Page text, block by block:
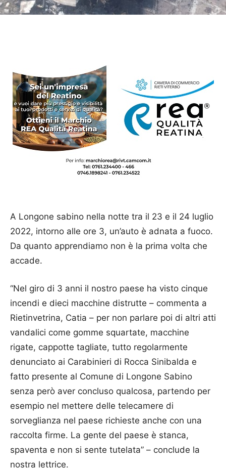
A Longone sabino nella notte tra il 23 e il 24 luglio
2022, intorno alle ore 3, un’auto è adnata a fuoco.
Da quanto apprendiamo non è la prima volta che
accade.
“Nel giro di 3 anni il nostro paese ha visto cinque
incendi e dieci macchine distrutte – commenta a
Rietinvetrina, Catia – per non parlare poi di altri atti
vandalici come gomme squartate, macchine
rigate, cappotte tagliate, tutto regolarmente
denunciato ai Carabinieri di Rocca Sinibalda e
fatto presente al Comune di Longone Sabino
senza però aver concluso qualcosa, partendo per
esempio nel mettere delle telecamere di
sorveglianza nel paese richieste anche con una
raccolta firme. La gente del paese è stanca,
spaventa e non si sente tutelata” – conclude la
nostra lettrice.